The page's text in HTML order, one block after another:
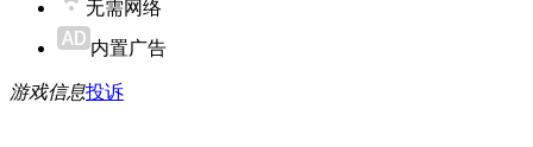
无需网络
内置广告
游戏信息投诉